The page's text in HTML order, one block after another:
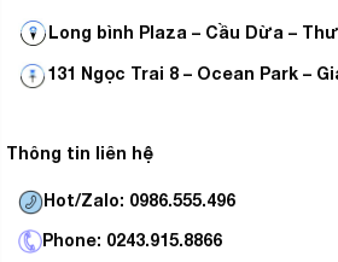
– Khóa bảng điều khiển tránh cho
đặt trước đó, làm gián đoạn quá
– Tự tắt khi không sử dụng.
Long bình Plaza – Cầu Dừa –
131 Ngọc Trai 8 – Ocean Park –
Thông tin liên hệ
Hot/Zalo: 0986.555.496
Phone: 0243.915.8866